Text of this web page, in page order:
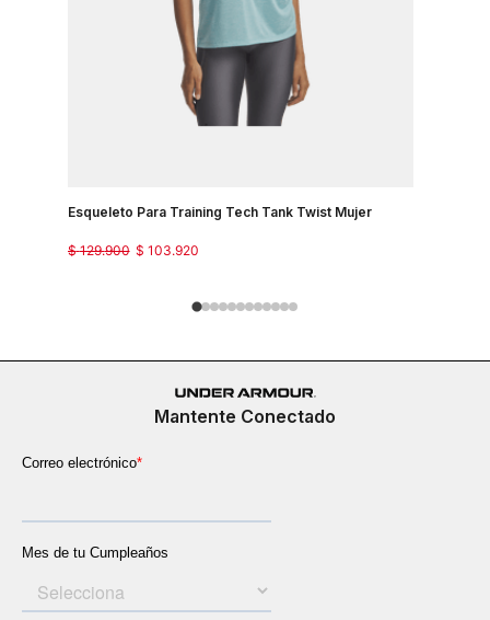
Esqueleto Para Training Tech Tank Twist Mujer
$ 103.920
$ 129.900
Mantente Conectado